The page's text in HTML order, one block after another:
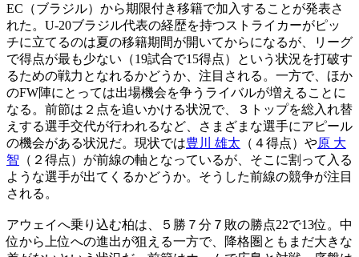
EC（ブラジル）から期限付き移籍で加入することが発表さ
れた。U-20ブラジル代表の経歴を持つストライカーがピッ
チに立てるのは夏の移籍期間が開いてからになるが、リーグ
で得点が最も少ない（19試合で15得点）という状況を打破す
るための戦力となれるかどうか、注目される。一方で、ほか
のFW陣にとっては出場機会を争うライバルが増えることに
なる。前節は２点を追いかける状況で、３トップを総入れ替
えする選手交代が行われるなど、さまざまな選手にアピール
の機会がある状況だ。現状では豊川 雄太 （４得点）や原 大
智 （２得点）が前線の軸となっているが、そこに割って入る
ような選手が出てくるかどうか。そうした前線の競争が注目
される。
アウェイへ乗り込む柏は、５勝７分７敗の勝点22で13位。中
位から上位への進出が狙える一方で、降格圏ともまだ大きな